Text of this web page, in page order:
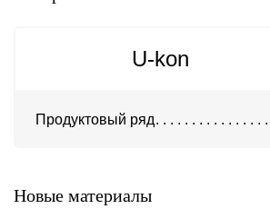
U-kon
Продуктовый ряд
Новые материалы